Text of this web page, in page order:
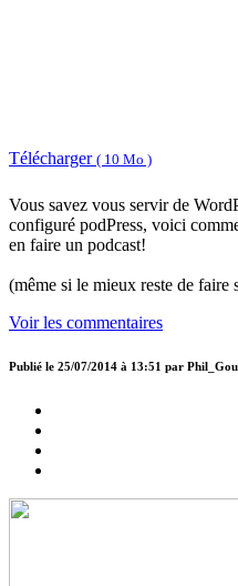
Télécharger ( 10 Mo )
Vous savez vous servir de
configuré podPress, voici
en faire un podcast!
(même si le mieux reste de
Voir les commentaires
Publié le 25/07/2014 à 13:51 par